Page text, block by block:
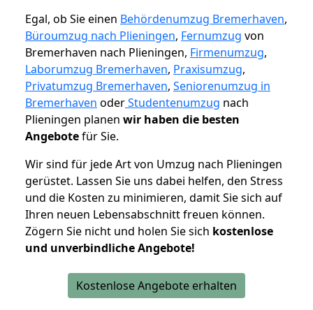
Egal, ob Sie einen Behördenumzug Bremerhaven,
Büroumzug nach Plieningen, Fernumzug von
Bremerhaven nach Plieningen, Firmenumzug,
Laborumzug Bremerhaven, Praxisumzug,
Privatumzug Bremerhaven, Seniorenumzug in
Bremerhaven oderStudentenumzug nach
Plieningen planen wir haben die besten
Angebotefür Sie.
Wir sind für jede Art von Umzug nach Plieningen
gerüstet. Lassen Sie uns dabei helfen, den Stress
und die Kosten zu minimieren, damit Sie sich auf
Ihren neuen Lebensabschnitt freuen können.
Zögern Sie nicht und holen Sie sich kostenlose
und unverbindliche Angebote!
Kostenlose Angebote erhalten